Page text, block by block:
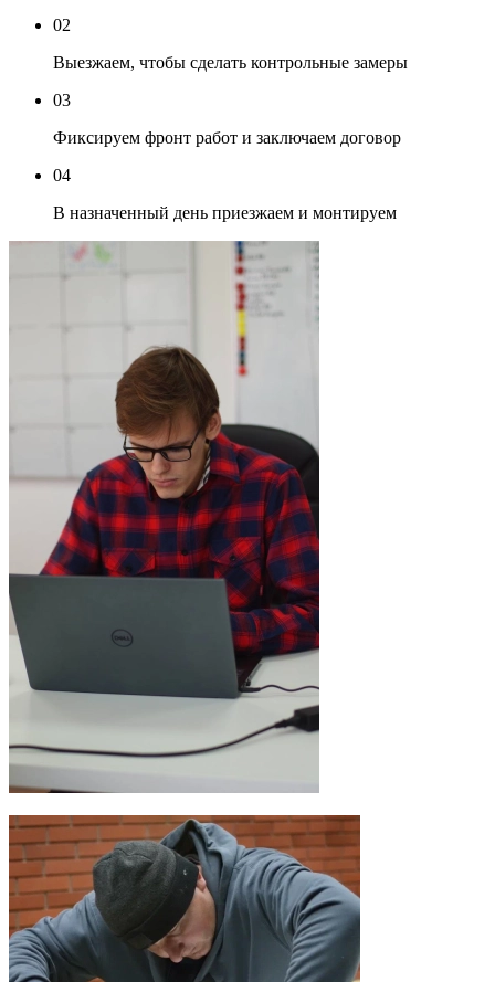
02
Выезжаем, чтобы сделать контрольные замеры
03
Фиксируем фронт работ и заключаем договор
04
В назначенный день приезжаем и монтируем